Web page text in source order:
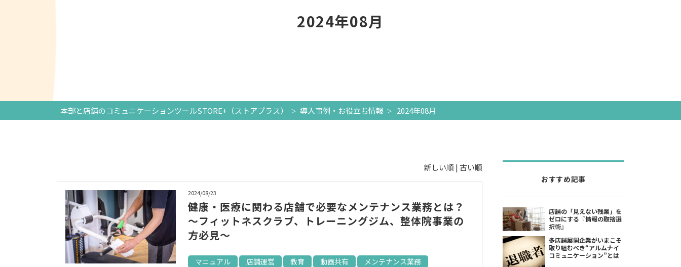
2024年08月
本部と店舗のコミュニケーションツールSTORE+（ストアプラス） 導入事例・お役立ち情報 2024年08月
新しい順 | 古い順
2024/08/23
健康・医療に関わる店舗で必要なメンテナンス業務とは？
～フィットネスクラブ、トレーニングジム、整体院事業の
方必見～
マニュアル 店舗運営 教育 動画共有 メンテナンス業務
おすすめ記事
店舗の「見えない残業」を
ゼロにする『情報の取捨選
択術』
多店舗展開企業がいまこそ
取り組むべき“アルムナイ
コミュニケーション”とは